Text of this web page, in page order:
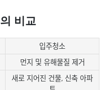
비교
입주청소
먼지 및 유해물질 제거
새로 지어진 건물, 신축 아파